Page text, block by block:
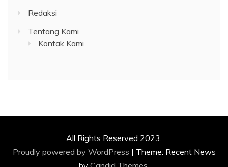
Redaksi
Tentang Kami
Kontak Kami
All Rights Reserved 2023.
Proudly powered by WordPress | Theme: Recent News